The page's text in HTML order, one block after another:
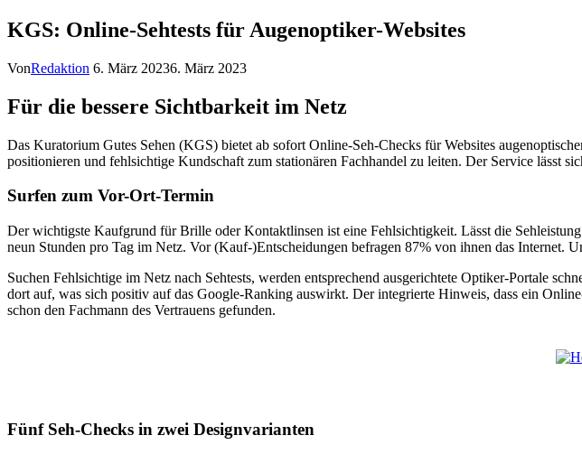
KGS: Online-Sehtests für Augenoptiker-Websites
VonRedaktion 6. März 20236. März 2023
Für die bessere Sichtbarkeit im Netz
Das Kuratorium Gutes Sehen (KGS) bietet ab sofort Online-Seh-Checks für Websites
positionieren und fehlsichtige Kundschaft zum stationären Fachhandel zu leiten. Der Service lässt
Surfen zum Vor-Ort-Termin
Der wichtigste Kaufgrund für Brille oder Kontaktlinsen ist eine Fehlsichtigkeit. Lässt die
neun Stunden pro Tag im Netz. Vor (Kauf-)Entscheidungen befragen 87% von ihnen das Internet.
Suchen Fehlsichtige im Netz nach Sehtests, werden entsprechend ausgerichtete Optiker-Portale
dort auf, was sich positiv auf das Google-Ranking auswirkt. Der integrierte Hinweis, dass ein
schon den Fachmann des Vertrauens gefunden.
Fünf Seh-Checks in zwei Designvarianten